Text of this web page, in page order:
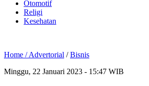
Otomotif
Religi
Kesehatan
Home /Advertorial /Bisnis
Minggu, 22 Januari 2023 - 15:47 WIB